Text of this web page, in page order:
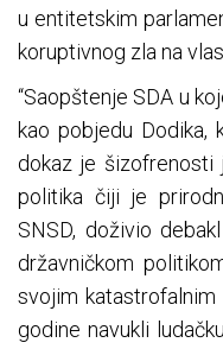
u entitetskim
koruptivnog zla na
“Saopštenje SDA u
kao pobjedu Dodika,
dokaz je šizofrenosti
politika čiji je
SNSD, doživio
državničkom
svojim katastrofalnim
godine navukli